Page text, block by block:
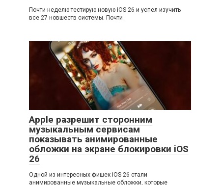
Почти неделю тестирую новую iOS 26 и успел изучить
все 27 новшеств системы. Почти
Apple разрешит сторонним
музыкальным сервисам
показывать анимированные
обложки на экране блокировки iOS
26
Одной из интересных фишек iOS 26 стали
анимированные музыкальные обложки, которые